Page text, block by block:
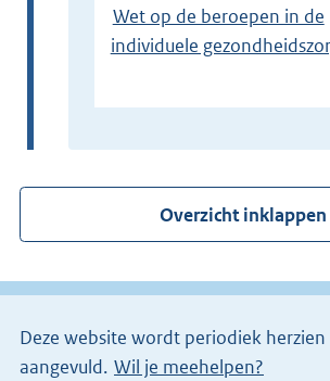
Wet op de beroepen in de
individuele
Overzicht inklappen
Deze website wordt periodiek herzien
aangevuld. Wil je meehelpen?